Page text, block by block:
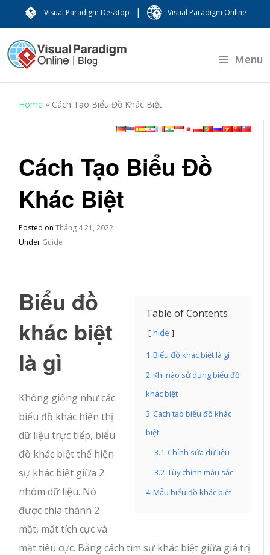
Visual Paradigm Desktop | Visual Paradigm Online
Menu
Home » Cách Tạo Biểu Đồ Khác Biệt
Cách Tạo Biểu Đồ
Khác Biệt
Posted onTháng 4 21, 2022
Under Guide
Table of Contents
hide
1 Biểu đồ khác biệt là gì
2 Khi nào sử dụng biểu đồ
khác biệt
3 Cách tạo biểu đồ khác
biệt
3.1 Chỉnh sửa dữ liệu
3.2 Tùy chỉnh màu sắc
4 Mẫu biểu đồ khác biệt
Biểu đồ
khác biệt
là gì
Không giống như các
biểu đồ khác hiển thị
dữ liệu trực tiếp, biểu
đồ khác biệt thể hiện
sự khác biệt giữa 2
nhóm dữ liệu. Nó
được chia thành 2
mặt, mặt tích cực và
mặt tiêu cực. Bằng cách tìm sự khác biệt giữa giá trị